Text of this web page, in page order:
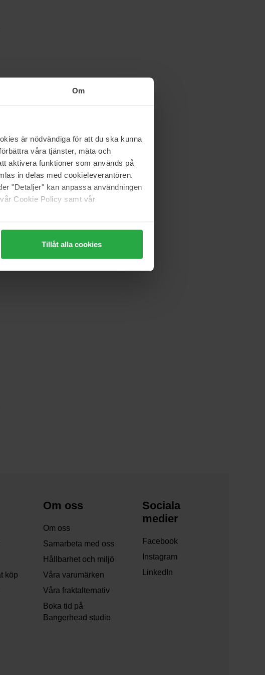
Om
är nödvändiga för att du ska kunna
våra tjänster, mäta och
aktivera funktioner som används på
in delas med cookieleverantören.
"Detaljer" kan anpassa användningen
Cookie Policy samt vår
Tillåt alla cookies
köp
Om oss
Om oss
Samarbeta med oss
Hållbarhet och miljö
Våra varumärken
Våra fraktalternativ
Boka tid på
Bangerhead studio
Sociala
medier
Facebook
Instagram
LinkedIn